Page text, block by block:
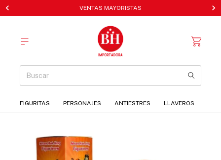
VENTAS MAYORISTAS
FIGURITAS PERSONAJES ANTIESTRES LLAVEROS